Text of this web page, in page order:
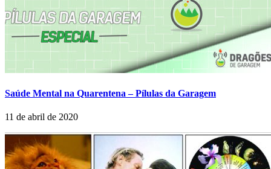
Saúde Mental na Quarentena – Pílulas da Garagem
11 de abril de 2020